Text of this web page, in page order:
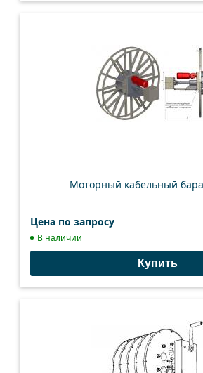
Моторный кабельный
Цена по запросу
В наличии
Купить